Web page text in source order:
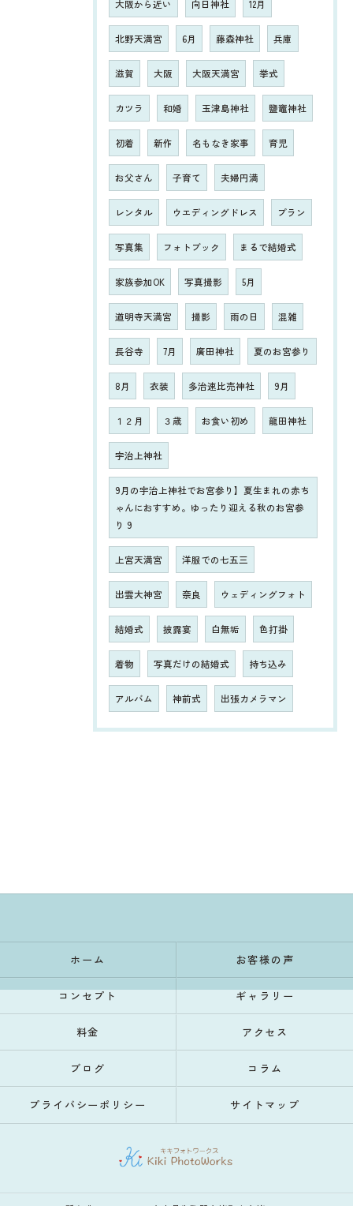
大阪から近い 向日神社 12月
北野天満宮 6月 藤森神社 兵庫
滋賀 大阪 大阪天満宮 挙式
カツラ 和婚 玉津島神社 鹽竈神社
初着 新作 名もなき家事 育児
お父さん 子育て 夫婦円満
レンタル ウエディングドレス プラン
写真集 フォトブック まるで結婚式
家族参加OK 写真撮影 5月
道明寺天満宮 撮影 雨の日 混雑
長谷寺 7月 廣田神社 夏のお宮参り
8月 衣装 多治速比売神社 9月
１２月 ３歳 お食い初め 龍田神社
宇治上神社
9月の宇治上神社でお宮参り】夏生まれの赤ち
ゃんにおすすめ。ゆったり迎える秋のお宮参
り 9
上宮天満宮 洋服での七五三
出雲大神宮 奈良 ウェディングフォト
結婚式 披露宴 白無垢 色打掛
着物 写真だけの結婚式 持ち込み
アルバム 神前式 出張カメラマン
ホーム お客様の声
コンセプト ギャラリー
料金 アクセス
ブログ コラム
プライバシーポリシー サイトマップ